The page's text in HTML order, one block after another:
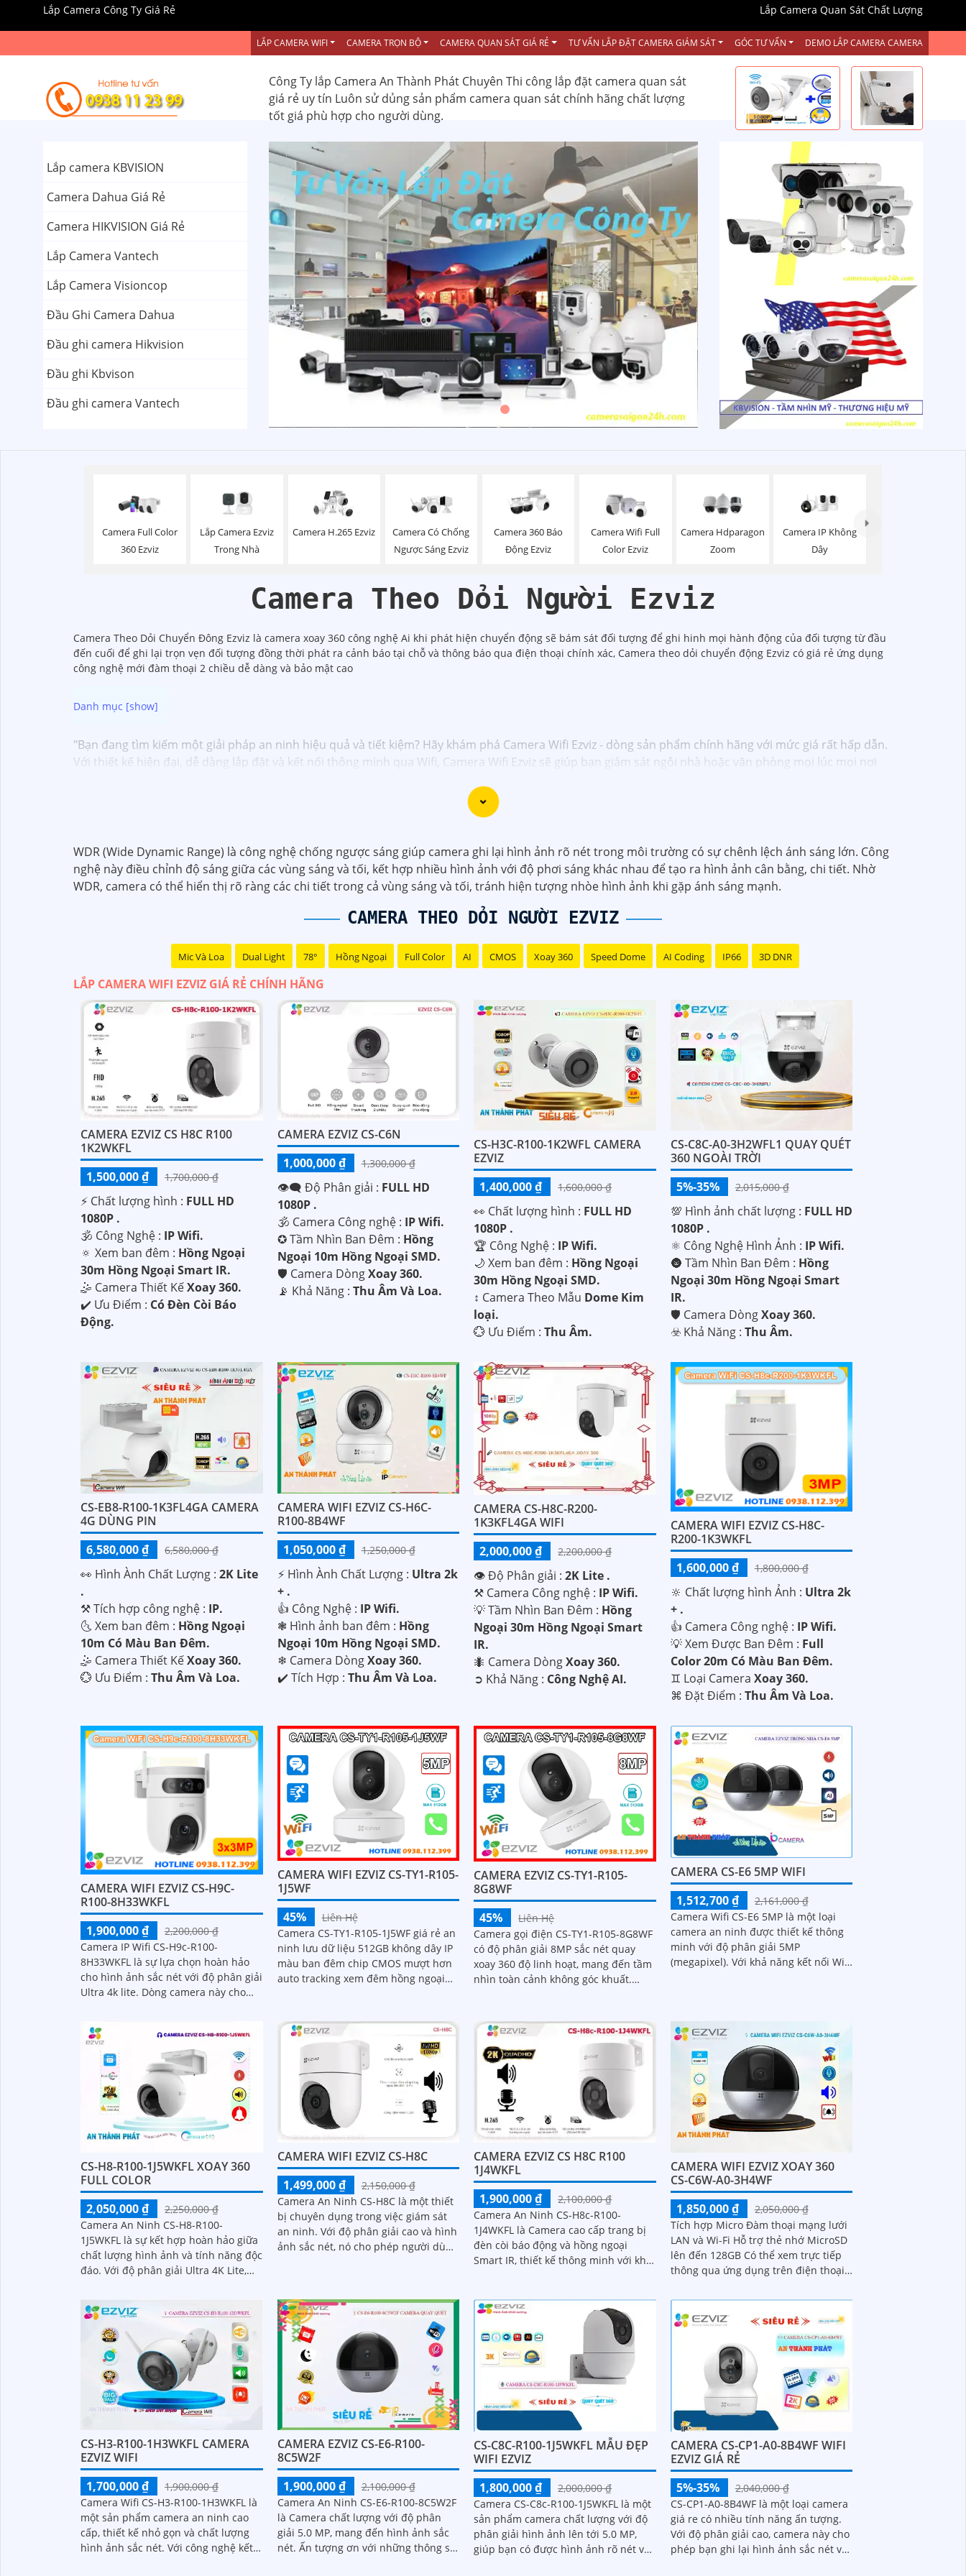
Lắp Camera Công Ty Giá Rẻ Lắp Camera Quan Sát Chất Lượng
LẮP CAMERA WIFI CAMERA TRỌN BỘ CAMERA QUAN SÁT GIÁ RẺ TƯ VẤN LẮP ĐẶT CAMERA GIÁM SÁT GÓC TƯ VẤN DEMO LẮP CAMERA CAMERA
Công Ty lắp Camera An Thành Phát Chuyên Thi công lắp đặt camera quan sát
giá rẻ uy tín Luôn sử dủng sản phẩm camera quan sát chính hãng chất lượng
tốt giá phù hợp cho người dùng.
Lắp camera KBVISION
Camera Dahua Giá Rẻ
Camera HIKVISION Giá Rẻ
Lắp Camera Vantech
Lắp Camera Visioncop
Đầu Ghi Camera Dahua
Đầu ghi camera Hikvision
Đầu ghi Kbvison
Đầu ghi camera Vantech
Camera Full Color
360 Ezviz
Lắp Camera Ezviz
Trong Nhà
Camera H.265 Ezviz
Camera Có Chống
Ngược Sáng Ezviz
Camera 360 Báo
Động Ezviz
Camera Wifi Full
Color Ezviz
Camera Hdparagon
Zoom
Camera IP Không
Dây
Camera Theo Dỏi Người Ezviz
Camera Theo Dỏi Chuyển Đông Ezviz là camera xoay 360 công nghệ Ai khi phát hiện chuyển động sẽ bám sát đối tượng để ghi hinh mọi hành động của đối tượng từ đầu
đến cuối để ghi lại trọn vẹn đối tượng đồng thời phát ra cảnh báo tại chỗ và thông báo qua điện thoại chính xác, Camera theo dỏi chuyển động Ezviz có giá rẻ ứng dụng
công nghệ mới đàm thoại 2 chiều dễ dàng và bảo mật cao
"Bạn đang tìm kiếm một giải pháp an ninh hiệu quả và tiết kiệm? Hãy khám phá Camera Wifi Ezviz - dòng sản phẩm chính hãng với mức giá rất hấp dẫn.
Với thiết kế hiện đại, dễ dàng lắp đặt và kết nối thông minh qua Wifi, Camera Wifi Ezviz sẽ giúp bạn giám sát ngôi nhà hoặc văn phòng mọi lúc mọi nơi
Không chỉ vậy, sản phẩm cũng mang lại chất lượng hình ảnh sắc nét và độ phân giải cao, cho phép bạn theo dõi mọi hoạt động một cách dễ dàng.
Đừng bỏ lỡ cơ hội sở hữu Camera Wifi Ezviz giá rẻ chính hãng để bảo vệ tài sản và gia đình của bạn ngay hôm nay!"
WDR (Wide Dynamic Range) là công nghệ chống ngược sáng giúp camera ghi lại hình ảnh rõ nét trong môi trường có sự chênh lệch ánh sáng lớn. Công
nghệ này điều chỉnh độ sáng giữa các vùng sáng và tối, kết hợp nhiều hình ảnh với độ phơi sáng khác nhau để tạo ra hình ảnh cân bằng, chi tiết. Nhờ
WDR, camera có thể hiển thị rõ ràng các chi tiết trong cả vùng sáng và tối, tránh hiện tượng nhòe hình ảnh khi gặp ánh sáng mạnh.
CAMERA THEO DỎI NGƯỜI EZVIZ
Mic Và Loa Dual Light 78° Hồng Ngoại Full Color AI CMOS Xoay 360 Speed Dome AI Coding IP66 3D DNR
LẮP CAMERA WIFI EZVIZ GIÁ RẺ CHÍNH HÃNG
CAMERA EZVIZ CS H8C R100
1K2WKFL
1,500,000 ₫
1,700,000 ₫
️⚡ Chất lượng hình : FULL HD
1080P .
🕉️ Công Nghệ : IP Wifi.
🔅 Xem ban đêm : Hồng Ngoại
30m Hồng Ngoại Smart IR.
🤹 Camera Thiết KếXoay 360.
️✔️ Ưu Điểm : Có Đèn Còi Báo
Động.
CAMERA EZVIZ CS-C6N
1,000,000 ₫
1,300,000 ₫
👁️‍🗨 Độ Phân giải : FULL HD
1080P .
🕉️ Camera Công nghệ : IP Wifi.
✪ Tầm Nhìn Ban Đêm : Hồng
Ngoại 10m Hồng Ngoại SMD.
🛡 Camera DòngXoay 360.
️📡 Khả Năng : Thu Âm Và Loa.
CS-H3C-R100-1K2WFL CAMERA
EZVIZ
1,400,000 ₫
1,600,000 ₫
️👀 Chất lượng hình : FULL HD
1080P .
🏆 Công Nghệ : IP Wifi.
🌙 Xem ban đêm : Hồng Ngoại
30m Hồng Ngoại SMD.
↕️ Camera Theo Mẫu Dome Kim
loại.
️💮 Ưu Điểm :Thu Âm.
CS-C8C-A0-3H2WFL1 QUAY QUÉT
360 NGOÀI TRỜI
5%-35%
2,015,000 ₫
💯 Hình ảnh chất lượng : FULL HD
1080P .
⚛️ Công Nghệ Hình Ảnh : IP Wifi.
🌚 Tầm Nhìn Ban Đêm : Hồng
Ngoại 30m Hồng Ngoại Smart
IR.
🛡 Camera DòngXoay 360.
️☣️ Khả Năng : Thu Âm.
CS-EB8-R100-1K3FL4GA CAMERA
4G DÙNG PIN
6,580,000 ₫
6,580,000 ₫
️👀 Hình Ành Chất Lượng : 2K Lite
.
⚒ Tích hợp công nghệ : IP.
🌜 Xem ban đêm : Hồng Ngoại
10m Có Màu Ban Đêm.
🤹 Camera Thiết KếXoay 360.
️💮 Ưu Điểm : Thu Âm Và Loa.
CAMERA WIFI EZVIZ CS-H6C-
R100-8B4WF
1,050,000 ₫
1,250,000 ₫
️⚡ Hình Ành Chất Lượng : Ultra 2k
+ .
👍 Công Nghệ : IP Wifi.
❃ Hình ảnh ban đêm : Hồng
Ngoại 10m Hồng Ngoại SMD.
❄ Camera DòngXoay 360.
️✔️ Tích Hợp : Thu Âm Và Loa.
CAMERA CS-H8C-R200-
1K3KFL4GA WIFI
2,000,000 ₫
2,200,000 ₫
👁 Độ Phân giải :2K Lite .
⚒ Camera Công nghệ : IP Wifi.
💡 Tầm Nhìn Ban Đêm : Hồng
Ngoại 30m Hồng Ngoại Smart
IR.
🐜 Camera DòngXoay 360.
️➲ Khả Năng : Công Nghệ AI.
CAMERA WIFI EZVIZ CS-H8C-
R200-1K3WKFL
1,600,000 ₫
1,800,000 ₫
🔆 Chất lượng hình Ảnh : Ultra 2k
+ .
👍 Camera Công nghệ : IP Wifi.
💡 Xem Được Ban Đêm : Full
Color 20m Có Màu Ban Ðêm.
♊ Loại Camera Xoay 360.
️⌘ Đặt Điểm : Thu Âm Và Loa.
CAMERA WIFI EZVIZ CS-H9C-
R100-8H33WKFL
1,900,000 ₫
2,200,000 ₫
Camera IP Wifi CS-H9c-R100-
8H33WKFL là sự lựa chọn hoàn hảo
cho hình ảnh sắc nét với độ phân giải
Ultra 4k lite. Dòng camera này cho
30m
CAMERA WIFI EZVIZ CS-TY1-R105-
1J5WF
45%
Liên Hệ
Camera CS-TY1-R105-1J5WF giá rẻ an
ninh lưu dữ liệu 512GB không dây IP
màu ban đêm chip CMOS mượt hơn
auto tracking xem đêm hồng ngoại
CAMERA EZVIZ CS-TY1-R105-
8G8WF
45%
Liên Hệ
Camera gọi điện CS-TY1-R105-8G8WF
có độ phân giải 8MP sắc nét quay
xoay 360 độ linh hoạt, mang đến tầm
nhìn toàn cảnh không góc khuất.
kết hợp với tính năng đàm thoại hai
chiều giao tiếp dễ dàng từ xa
CAMERA CS-E6 5MP WIFI
1,512,700 ₫
2,161,000 ₫
Camera Wifi CS-E6 5MP là một loại
camera an ninh được thiết kế thông
minh với độ phân giải 5MP
(megapixel). Với khả năng kết nối Wifi,
CS-H8-R100-1J5WKFL XOAY 360
FULL COLOR
2,050,000 ₫
2,250,000 ₫
Camera An Ninh CS-H8-R100-
1J5WKFL là sự kết hợp hoàn hảo giữa
chất lượng hình ảnh và tính năng độc
đáo. Với độ phân giải Ultra 4K Lite,
ràng, đặc biệt là trong điều kiện ánh
sáng yếu
CAMERA WIFI EZVIZ CS-H8C
1,499,000 ₫
2,150,000 ₫
Camera An Ninh CS-H8C là một thiết
bị chuyên dụng trong việc giám sát
an ninh. Với độ phân giải cao và hình
ảnh sắc nét, nó cho phép người dùng
CAMERA EZVIZ CS H8C R100
1J4WKFL
1,900,000 ₫
2,100,000 ₫
Camera An Ninh CS-H8c-R100-
1J4WKFL là Camera cao cấp trang bị
đèn còi báo động và hồng ngoại
Smart IR, thiết kế thông minh với khả
CAMERA WIFI EZVIZ XOAY 360
CS-C6W-A0-3H4WF
1,850,000 ₫
2,050,000 ₫
Tích hợp Micro Đàm thoại mạng lưới
LAN và Wi-Fi Hỗ trợ thẻ nhớ MicroSD
lên đến 128GB Có thể xem trực tiếp
thông qua ứng dụng trên điện thoại
động,...
CS-H3-R100-1H3WKFL CAMERA
EZVIZ WIFI
1,700,000 ₫
1,900,000 ₫
Camera Wifi CS-H3-R100-1H3WKFL là
một sản phẩm camera an ninh cao
cấp, thiết kế nhỏ gọn và chất lượng
hình ảnh sắc nét. Với công nghệ kết
CAMERA EZVIZ CS-E6-R100-
8C5W2F
1,900,000 ₫
2,100,000 ₫
Camera An Ninh CS-E6-R100-8C5W2F
là Camera chất lượng với độ phân
giải 5.0 MP, mang đến hình ảnh sắc
nét. Ấn tượng ơn với những thông số
CS-C8C-R100-1J5WKFL MẪU ĐẸP
WIFI EZVIZ
1,800,000 ₫
2,000,000 ₫
Camera CS-C8c-R100-1J5WKFL là một
sản phẩm camera chất lượng với độ
phân giải hình ảnh lên tới 5.0 MP,
giúp bạn có được hình ảnh rõ nét và
CAMERA CS-CP1-A0-8B4WF WIFI
EZVIZ GIÁ RẺ
5%-35%
2,040,000 ₫
CS-CP1-A0-8B4WF là một loại camera
giá re có nhiều tính năng ấn tượng.
Với độ phân giải cao, camera này cho
phép bạn ghi lại hình ảnh sắc nét và